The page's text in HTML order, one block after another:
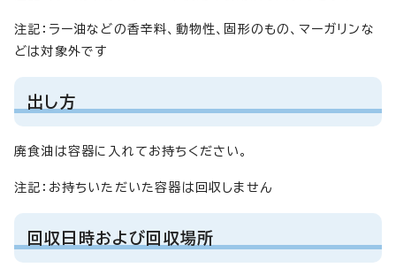
注記：ラー油などの香辛料、動物性、固形のもの、マーガリンな
どは対象外です
出し方
廃食油は容器に入れてお持ちください。
注記：お持ちいただいた容器は回収しません
回収日時および回収場所